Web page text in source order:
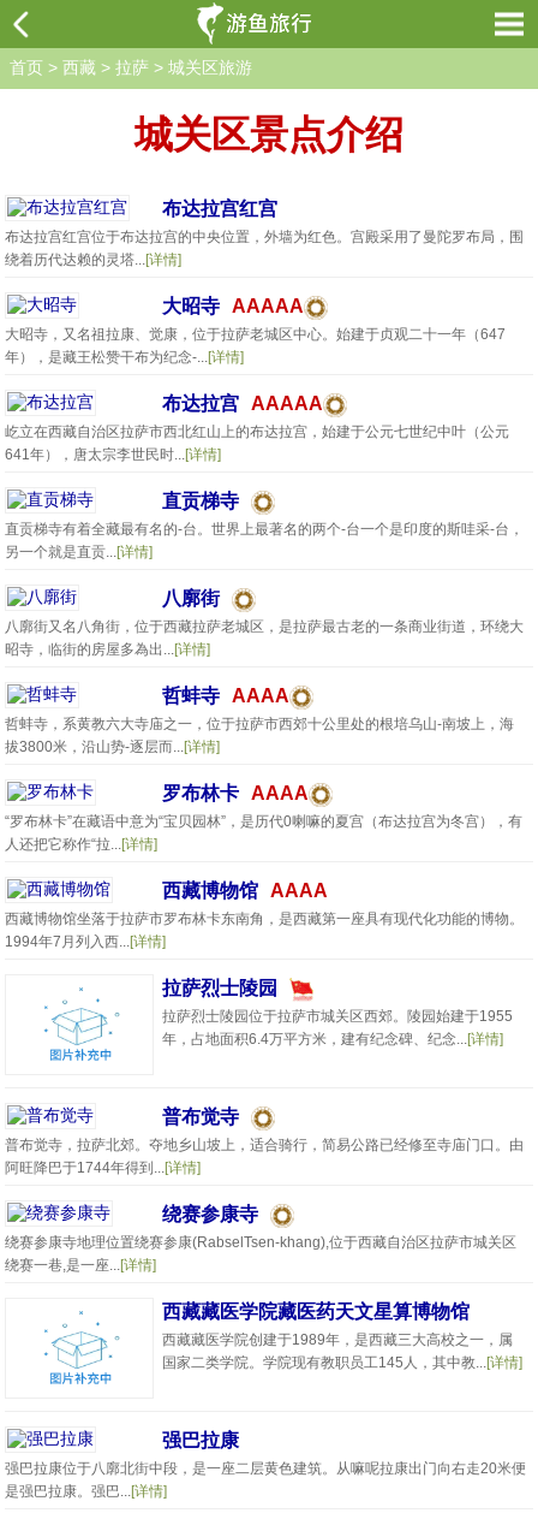
首页 > 西藏 > 拉萨 > 城关区旅游
城关区景点介绍
布达拉宫红宫
布达拉宫红宫位于布达拉宫的中央位置，外墙为红色。宫殿采用了曼陀罗布局，围
绕着历代达赖的灵塔...[详情]
大昭寺 AAAAA
大昭寺，又名祖拉康、觉康，位于拉萨老城区中心。始建于贞观二十一年（647
年），是藏王松赞干布为纪念-...[详情]
布达拉宫 AAAAA
屹立在西藏自治区拉萨市西北红山上的布达拉宫，始建于公元七世纪中叶（公元
641年），唐太宗李世民时...[详情]
直贡梯寺
直贡梯寺有着全藏最有名的-台。世界上最著名的两个-台一个是印度的斯哇采-台，
另一个就是直贡...[详情]
八廓街
八廓街又名八角街，位于西藏拉萨老城区，是拉萨最古老的一条商业街道，环绕大
昭寺，临街的房屋多為出...[详情]
哲蚌寺 AAAA
哲蚌寺，系黄教六大寺庙之一，位于拉萨市西郊十公里处的根培乌山-南坡上，海
拔3800米，沿山势-逐层而...[详情]
罗布林卡 AAAA
“罗布林卡”在藏语中意为“宝贝园林”，是历代0喇嘛的夏宫（布达拉宫为冬宫），有
人还把它称作“拉...[详情]
西藏博物馆 AAAA
西藏博物馆坐落于拉萨市罗布林卡东南角，是西藏第一座具有现代化功能的博物。
1994年7月列入西...[详情]
拉萨烈士陵园
拉萨烈士陵园位于拉萨市城关区西郊。陵园始建于1955
年，占地面积6.4万平方米，建有纪念碑、纪念...[详情]
普布觉寺
普布觉寺，拉萨北郊。夺地乡山坡上，适合骑行，简易公路已经修至寺庙门口。由
阿旺降巴于1744年得到...[详情]
绕赛参康寺
绕赛参康寺地理位置绕赛参康(RabselTsen-khang),位于西藏自治区拉萨市城关区
绕赛一巷,是一座...[详情]
西藏藏医学院藏医药天文星算博物馆
西藏藏医学院创建于1989年，是西藏三大高校之一，属
国家二类学院。学院现有教职员工145人，其中教...[详情]
强巴拉康
强巴拉康位于八廓北街中段，是一座二层黄色建筑。从嘛呢拉康出门向右走20米便
是强巴拉康。强巴...[详情]